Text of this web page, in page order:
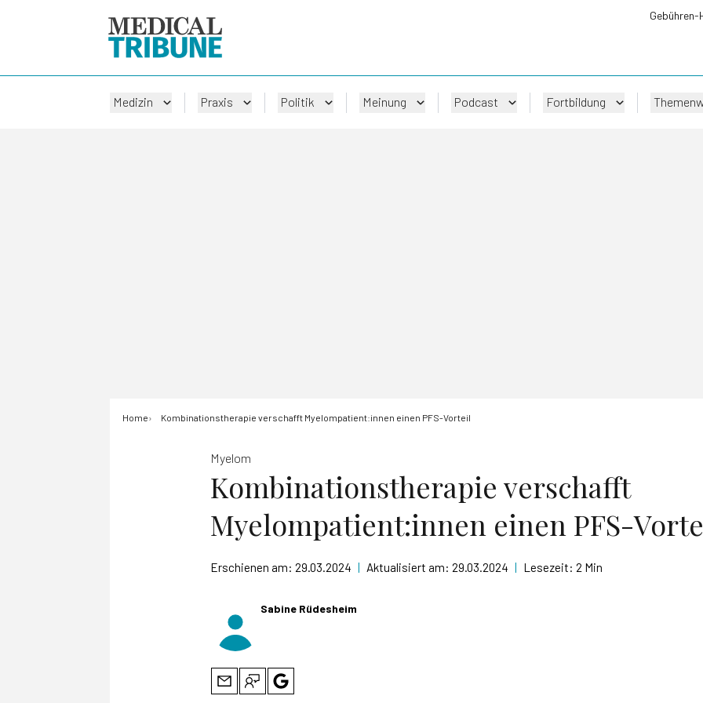
Gebühren-
Medizin Praxis Politik Meinung Podcast Fortbildung
Home Kombinationstherapie verschafft Myelompatient:innen einen PFS-Vorteil
Myelom
Kombinationstherapie verschafft
Myelompatient:innen einen PFS-
Erschienen am: 29.03.2024 | Aktualisiert am: 29.03.2024 | Lesezeit: 2 Min
Sabine Rüdesheim